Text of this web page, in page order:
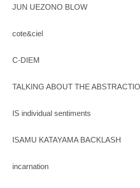
JUN UEZONO BLOW
cote&ciel
C-DIEM
TALKING ABOUT THE
IS individual sentiments
ISAMU KATAYAMA BACKLASH
incarnation